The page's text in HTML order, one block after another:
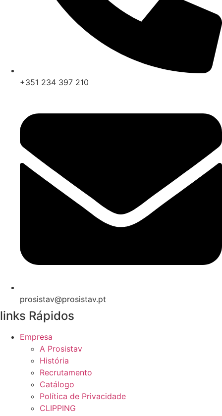
+351 234 397 210
prosistav@prosistav.pt
links Rápidos
Empresa
A Prosistav
História
Recrutamento
Catálogo
Política de Privacidade
CLIPPING